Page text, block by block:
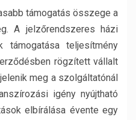
támogatás összege a
A jelzőrendszeres házi
támogatása teljesítmény
rögzített vállalt
meg a szolgáltatónál
igény nyújtható
elbírálása évente egy